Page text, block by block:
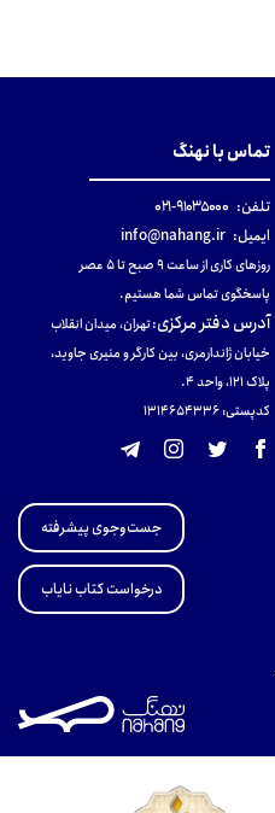
تماس با نهنگ
تلفن: ۹۱۰۳۵۰۰۰-۰۲۱
ایمیل: info@nahang.ir
روزهای کاری از ساعت ۹ صبح تا ۵ عصر
پاسخگوی تماس شما هستیم.
آدرس دفتر مرکزی:تهران، میدان انقلاب
خیابان ژاندارمری، بین کارگر و منیری جاوید،
پلاک 121، واحد ۴.
کدپستی: 131465433۶
جست‌وجوی پیشرفته
درخواست کتاب نایاب